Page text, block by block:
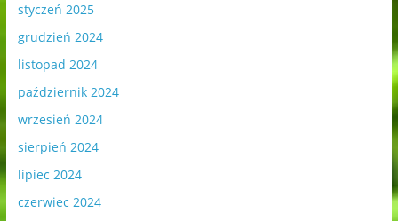
styczeń 2025
grudzień 2024
listopad 2024
październik 2024
wrzesień 2024
sierpień 2024
lipiec 2024
czerwiec 2024